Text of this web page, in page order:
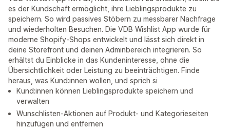
es der Kundschaft ermöglicht, ihre Lieblingsprodukte zu
speichern. So wird passives Stöbern zu messbarer Nachfrage
und wiederholten Besuchen. Die VDB Wishlist App wurde für
moderne Shopify-Shops entwickelt und lässt sich direkt in
deine Storefront und deinen Adminbereich integrieren. So
erhältst du Einblicke in das Kundeninteresse, ohne die
Übersichtlichkeit oder Leistung zu beeinträchtigen. Finde
heraus, was Kund:innen wollen, und sprich si
Kund:innen können Lieblingsprodukte speichern und
verwalten
Wunschlisten-Aktionen auf Produkt- und Kategorieseiten
hinzufügen und entfernen